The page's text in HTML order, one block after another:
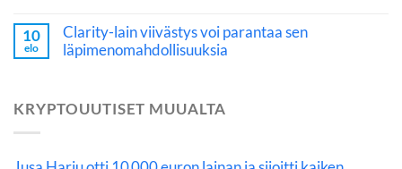
10
elo
Clarity-lain viivästys voi parantaa sen
läpimenomahdollisuuksia
KRYPTOUUTISET MUUALTA